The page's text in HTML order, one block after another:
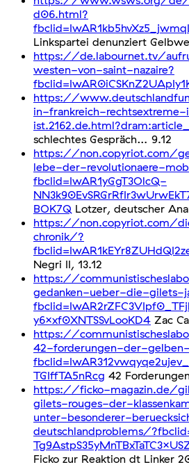
d06.html?
Linkspartei denunziert
https://de.labournet.tv/
westen-von-saint-nazaire?
https://
in-frankreich-
schlechtes Gespräch… 9.12
https://non.copyriot.com/
lebe-der-revolutionaere-
fbclid=IwAR1yGgT3OlcQ-
BOK7Q Lotzer, deutscher
https://non.copyriot.com/
chronik/?
Negri II, 13.12
https://
gedanken-ueber-die-gilets-
y6xxf0XNTSSvLooKD4 Zac
https://
42-forderungen-der-
TGIffTA5nRcg 42
https://ficko-magazin.de/
gilets-rouges-der-
unter-besonderer-
deutschlandproblems/
Ficko zur Reaktion dt Linker